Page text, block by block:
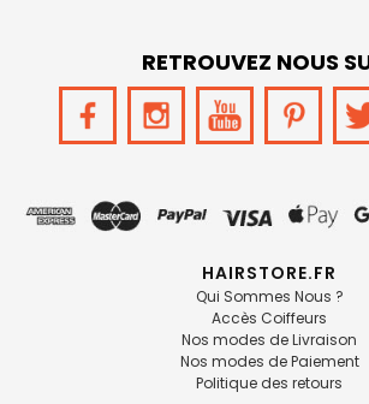
RETROUVEZ NOUS
HAIRSTORE.FR
Qui Sommes Nous ?
Accès Coiffeurs
Nos modes de Livraison
Nos modes de Paiement
Politique des retours